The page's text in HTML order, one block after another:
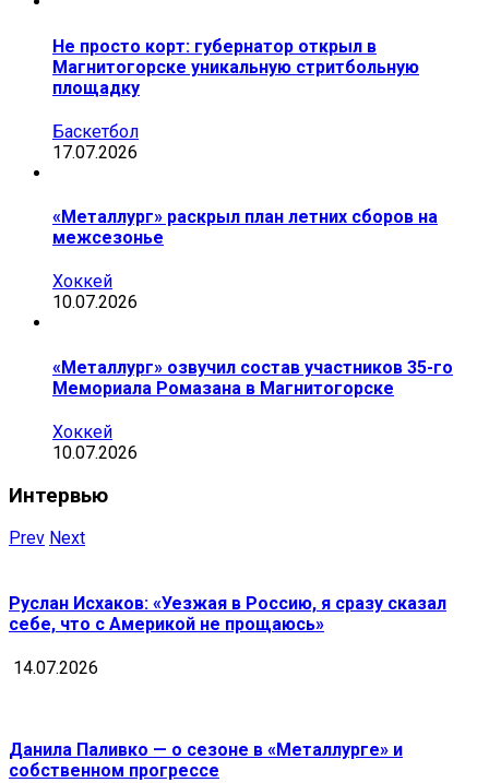
Не просто корт: губернатор открыл в
Магнитогорске уникальную стритбольную
площадку
Баскетбол
17.07.2026
«Металлург» раскрыл план летних сборов на
межсезонье
Хоккей
10.07.2026
«Металлург» озвучил состав участников 35-го
Мемориала Ромазана в Магнитогорске
Хоккей
10.07.2026
Интервью
Prev Next
Руслан Исхаков: «Уезжая в Россию, я сразу сказал
себе, что с Америкой не прощаюсь»
14.07.2026
Данила Паливко — о сезоне в «Металлурге» и
собственном прогрессе